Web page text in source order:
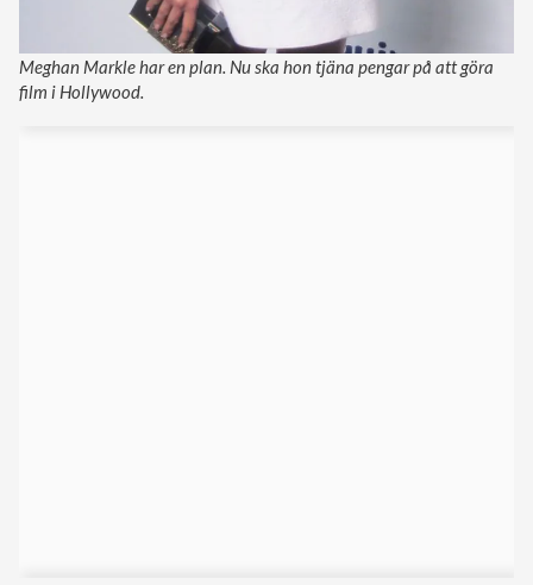
Meghan Markle har en plan. Nu ska hon tjäna pengar på att göra
film i Hollywood.